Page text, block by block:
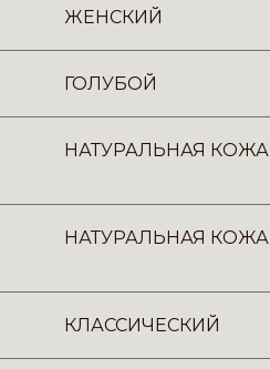
ЖЕНСКИЙ
ГОЛУБОЙ
НАТУРАЛЬНАЯ КОЖА
НАТУРАЛЬНАЯ КОЖА
КЛАССИЧЕСКИЙ